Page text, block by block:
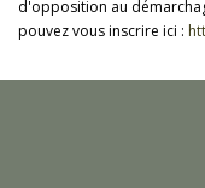
d'opposition au
pouvez vous inscrire ici :